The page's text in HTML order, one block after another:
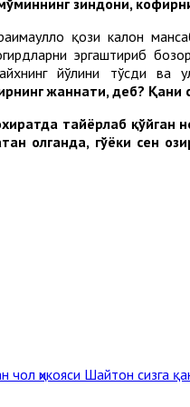
қози калон
эргаштириб
йўлини тўсди ва
жаннати, деб? Қани
тайёрлаб қўйган
олганда, гўёки сен
чол ҳикояси Шайтон сизга